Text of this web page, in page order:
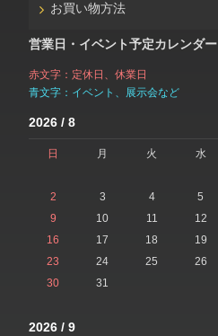
お買い物方法
営業日・イベント予定カレンダー
赤文字：定休日、休業日
青文字：イベント、展示会など
2026 / 8
日 月 火 水
2
3 4 5
9
10 11 12
16
17 18 19
23
24 25 26
30
31
2026 / 9